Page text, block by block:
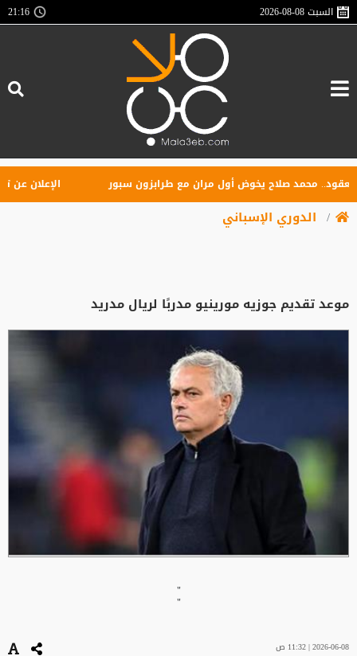
السبت2026-08-08
21:16
محمد صلاح يخوض أول مران مع طرابزون سبور الإعلان عن
الدوري الإسباني
موعد تقديم جوزيه مورينيو مدربًا لريال مدريد
"
"
2026-06-08 | 11:32 ص